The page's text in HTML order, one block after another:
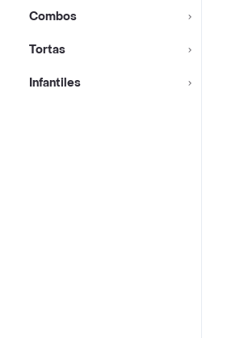
Combos
Tortas
Infantiles